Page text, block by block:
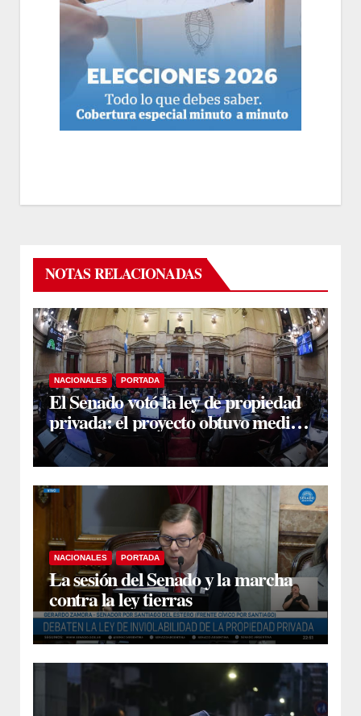
NOTAS RELACIONADAS
NACIONALES PORTADA
El Senado votó la ley de propiedad
privada: el proyecto obtuvo media
sanción
NACIONALES PORTADA
La sesión del Senado y la marcha
contra la ley tierras